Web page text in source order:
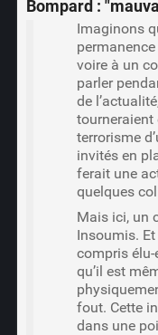
Bompard :
Imaginons
voire à un
parler
de
tourneraient
terrorisme
invités en
ferait une
quelques
Mais ici, un
Insoumis.
compris élu-
qu’il est
fout. Cette
dans une